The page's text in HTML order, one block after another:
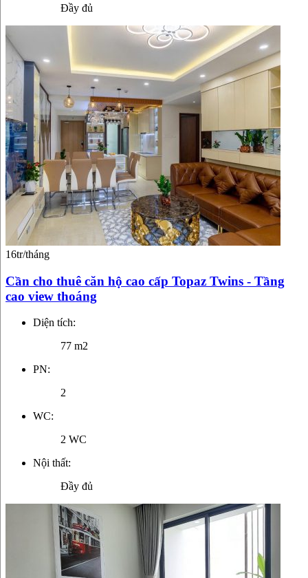
Đầy đủ
16tr/tháng
Cần cho thuê căn hộ cao cấp Topaz Twins - Tầng
cao view thoáng
Diện tích:
77 m2
PN:
2
WC:
2 WC
Nội thất:
Đầy đủ